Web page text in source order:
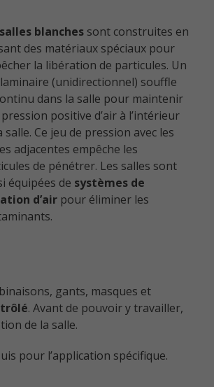
salles blanchessont construites en
des matériaux spéciaux pour
la libération de particules. Un
(unidirectionnel) souffle
dans la salle pour maintenir
positive d’air à l’intérieur
salle. Ce jeu de pression avec les
adjacentes empêche les
de pénétrer. Les salles sont
équipées de systèmes de
d’airpour éliminer les
gants, masques et
. Avant de pouvoir y travailler,
de la salle.
pour l’application spécifique.